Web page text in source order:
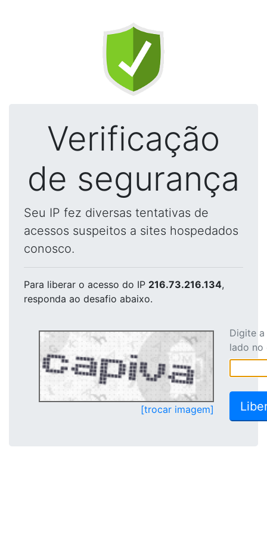
Verificação
de segurança
Seu IP fez diversas tentativas de
acessos suspeitos a sites hospedados
conosco.
Para liberar o acesso do IP 216.73.216.134,
responda ao desafio abaixo.
[trocar imagem]
Digite
lado no